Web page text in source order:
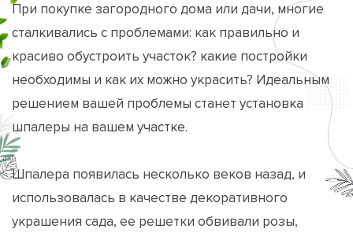
При покупке загородного дома или дачи, многие
сталкивались с проблемами: как правильно и
красиво обустроить участок? какие постройки
необходимы и как их можно украсить? Идеальным
решением вашей проблемы станет установка
шпалеры на вашем участке.
Шпалера появилась несколько веков назад, и
использовалась в качестве декоративного
украшения сада, ее решетки обвивали розы,